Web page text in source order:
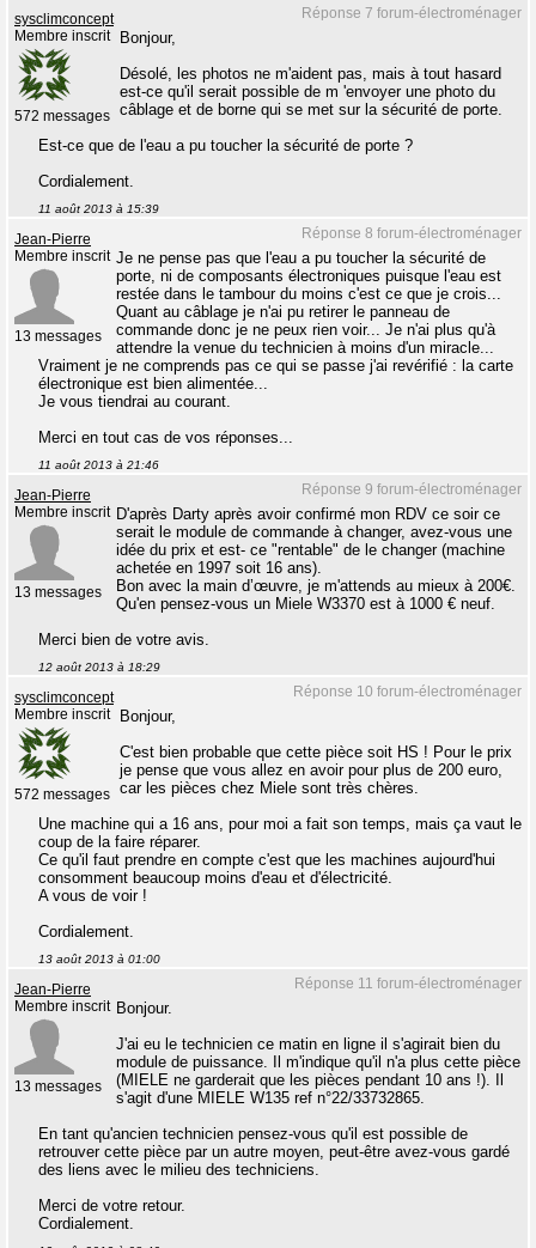
Réponse 7 forum-électroménager
sysclimconcept
Membre inscrit
572 messages
Bonjour,
Désolé, les photos ne m'aident pas, mais à tout hasard
est-ce qu'il serait possible de m 'envoyer une photo du
câblage et de borne qui se met sur la sécurité de porte.
Est-ce que de l'eau a pu toucher la sécurité de porte ?
Cordialement.
11 août 2013 à 15:39
Réponse 8 forum-électroménager
Jean-Pierre
Membre inscrit
13 messages
Je ne pense pas que l'eau a pu toucher la sécurité de
porte, ni de composants électroniques puisque l'eau est
restée dans le tambour du moins c'est ce que je crois...
Quant au câblage je n'ai pu retirer le panneau de
commande donc je ne peux rien voir... Je n'ai plus qu'à
attendre la venue du technicien à moins d'un miracle...
Vraiment je ne comprends pas ce qui se passe j'ai revérifié : la carte
électronique est bien alimentée...
Je vous tiendrai au courant.
Merci en tout cas de vos réponses...
11 août 2013 à 21:46
Réponse 9 forum-électroménager
Jean-Pierre
Membre inscrit
13 messages
D'après Darty après avoir confirmé mon RDV ce soir ce
serait le module de commande à changer, avez-vous une
idée du prix et est- ce "rentable" de le changer (machine
achetée en 1997 soit 16 ans).
Bon avec la main d’œuvre, je m'attends au mieux à 200€.
Qu'en pensez-vous un Miele W3370 est à 1000 € neuf.
Merci bien de votre avis.
12 août 2013 à 18:29
Réponse 10 forum-électroménager
sysclimconcept
Membre inscrit
572 messages
Bonjour,
C'est bien probable que cette pièce soit HS ! Pour le prix
je pense que vous allez en avoir pour plus de 200 euro,
car les pièces chez Miele sont très chères.
Une machine qui a 16 ans, pour moi a fait son temps, mais ça vaut le
coup de la faire réparer.
Ce qu'il faut prendre en compte c'est que les machines aujourd'hui
consomment beaucoup moins d'eau et d'électricité.
A vous de voir !
Cordialement.
13 août 2013 à 01:00
Réponse 11 forum-électroménager
Jean-Pierre
Membre inscrit
13 messages
Bonjour.
J'ai eu le technicien ce matin en ligne il s'agirait bien du
module de puissance. Il m'indique qu'il n'a plus cette pièce
(MIELE ne garderait que les pièces pendant 10 ans !). Il
s'agit d'une MIELE W135 ref n°22/33732865.
En tant qu'ancien technicien pensez-vous qu'il est possible de
retrouver cette pièce par un autre moyen, peut-être avez-vous gardé
des liens avec le milieu des techniciens.
Merci de votre retour.
Cordialement.